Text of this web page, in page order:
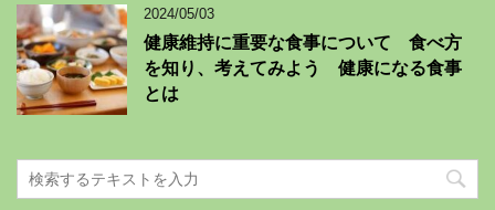
2024/05/03
健康維持に重要な食事について 食べ方
を知り、考えてみよう 健康になる食事
とは